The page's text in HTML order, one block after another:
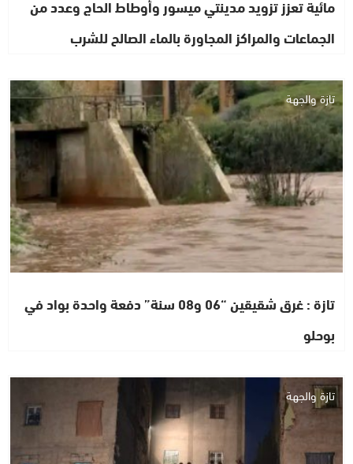
مائية تعزز تزويد مدينتي ميسور وأوطاط الحاج وعدد من
الجماعات والمراكز المجاورة بالماء الصالح للشرب
تازة والجهة
تازة : غرق شقيقين “06 و08 سنة” دفعة واحدة بواد في
بوحلو
تازة والجهة